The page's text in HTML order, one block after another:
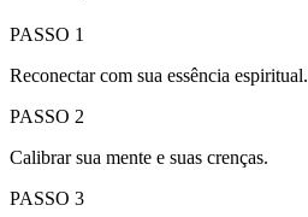
PASSO 1
Reconectar com sua essência espiritual.
PASSO 2
Calibrar sua mente e suas crenças.
PASSO 3